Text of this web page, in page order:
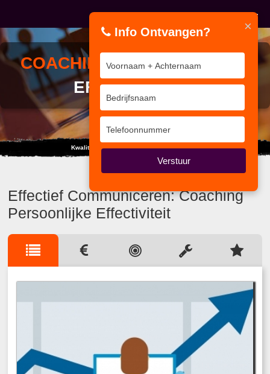
COACHINGPERSOONLIJKE
EFFECTIVITEIT
Kwaliteit van Interne Auditor tot Coördinator
Effectief Communiceren: Coaching
Persoonlijke Effectiviteit
×
Info Ontvangen?
Verstuur